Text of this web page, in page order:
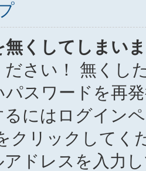
くしてしまい
さい！ 無くし
スワードを再
るにはログイン
クリックしてく
アドレスを入力